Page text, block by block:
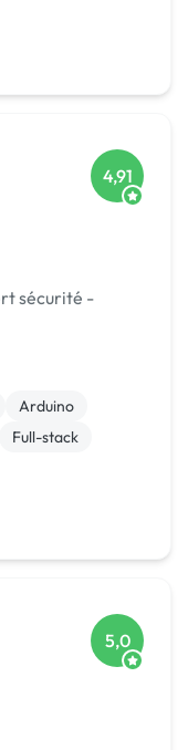
4,91
sécurité -
Arduino
Full-stack
5,0